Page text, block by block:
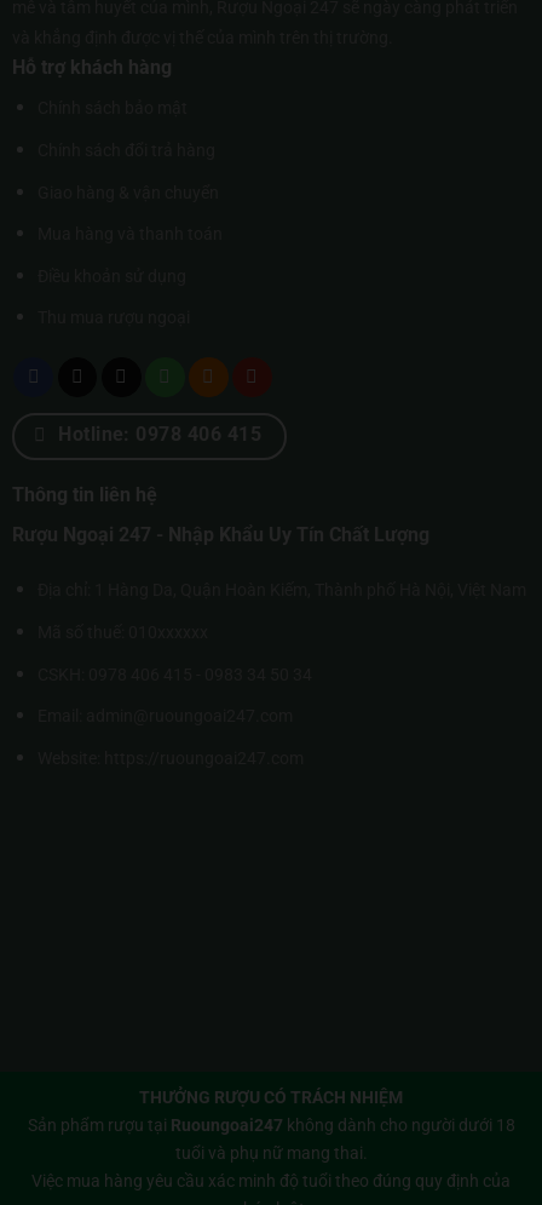
Hỗ trợ khách hàng
Hotline: 0978 406 415
Thông tin liên hệ
Rượu Ngoại 247 - Nhập Khẩu Uy Tín Chất Lượng
THƯỞNG RƯỢU CÓ TRÁCH NHIỆM
Sản phẩm rượu tại Ruoungoai247 không dành cho người dưới 18
tuổi và phụ nữ mang thai.
Việc mua hàng yêu cầu xác minh độ tuổi theo đúng quy định của